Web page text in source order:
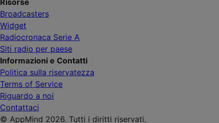
Risorse
Broadcasters
Widget
Radiocronaca Serie A
Siti radio per paese
Informazioni e Contatti
Politica sulla riservatezza
Terms of Service
Riguardo a noi
Contattaci
© AppMind 2026. Tutti i diritti riservati.